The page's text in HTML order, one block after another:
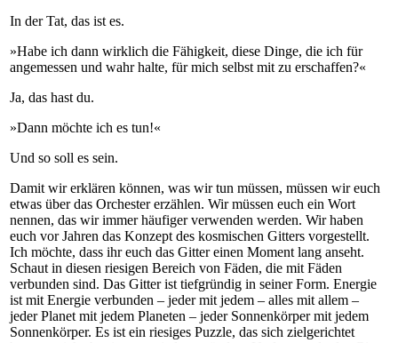
In der Tat, das ist es.
»Habe ich dann wirklich die Fähigkeit, diese Dinge, die ich für
angemessen und wahr halte, für mich selbst mit zu erschaffen?«
Ja, das hast du.
»Dann möchte ich es tun!«
Und so soll es sein.
Damit wir erklären können, was wir tun müssen, müssen wir euch
etwas über das Orchester erzählen. Wir müssen euch ein Wort
nennen, das wir immer häufiger verwenden werden. Wir haben
euch vor Jahren das Konzept des kosmischen Gitters vorgestellt.
Ich möchte, dass ihr euch das Gitter einen Moment lang anseht.
Schaut in diesen riesigen Bereich von Fäden, die mit Fäden
verbunden sind. Das Gitter ist tiefgründig in seiner Form. Energie
ist mit Energie verbunden – jeder mit jedem – alles mit allem –
jeder Planet mit jedem Planeten – jeder Sonnenkörper mit jedem
Sonnenkörper. Es ist ein riesiges Puzzle, das sich zielgerichtet